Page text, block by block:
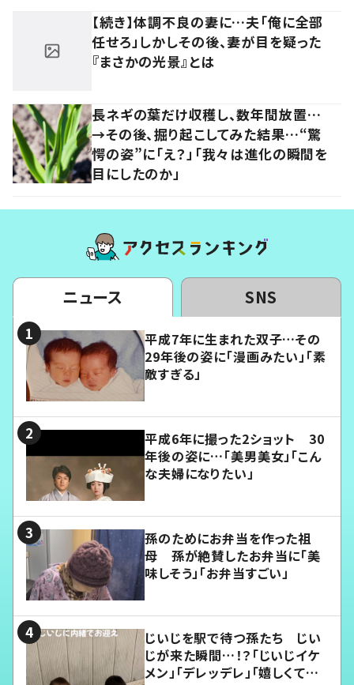
【続き】体調不良の妻に…夫「俺に全部
任せろ」しかしその後、妻が目を疑った
『まさかの光景』とは
長ネギの葉だけ収穫し、数年間放置…
→その後、掘り起こしてみた結果…“驚
愕の姿”に「え？」「我々は進化の瞬間を
目にしたのか」
ニュース SNS
平成7年に生まれた双子…その
29年後の姿に「漫画みたい」「素
敵すぎる」
平成6年に撮った2ショット 30
年後の姿に…「美男美女」「こん
な夫婦になりたい」
孫のためにお弁当を作った祖
母 孫が絶賛したお弁当に「美
味しそう」「お弁当すごい」
じいじを駅で待つ孫たち じい
じが来た瞬間…！？「じいじイケ
メン」「デレッデレ」「嬉しくて可